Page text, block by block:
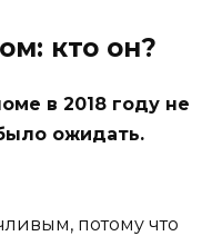
кто он?
в 2018 году не
ожидать.
потому что